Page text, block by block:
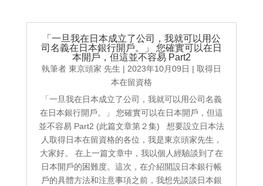
「一旦我在日本成立了公司，我就可以用公
司名義在日本銀行開戶。」 您確實可以在日
本開戶，但這並不容易 Part2
執筆者 東京頭家 先生 | 2023年10月09日 | 取得日
本在留資格
「一旦我在日本成立了公司，我就可以用公司名義
在日本銀行開戶。」 您確實可以在日本開戶，但這
並不容易 Part2 (此篇文章第２集) 想要設立日本法
人取得日本在留資格的各位，我是東京頭家先生，
大家好。 在上一篇文章中，我以個人經驗談到了在
日本開戶的困難度。這次，在介紹開設日本銀行帳
戶的具體方法和注意事項之前，我想先談談日本銀